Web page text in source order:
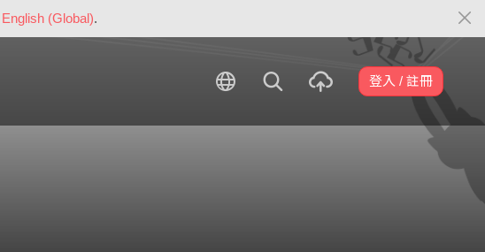
English (Global).
登入 / 註冊